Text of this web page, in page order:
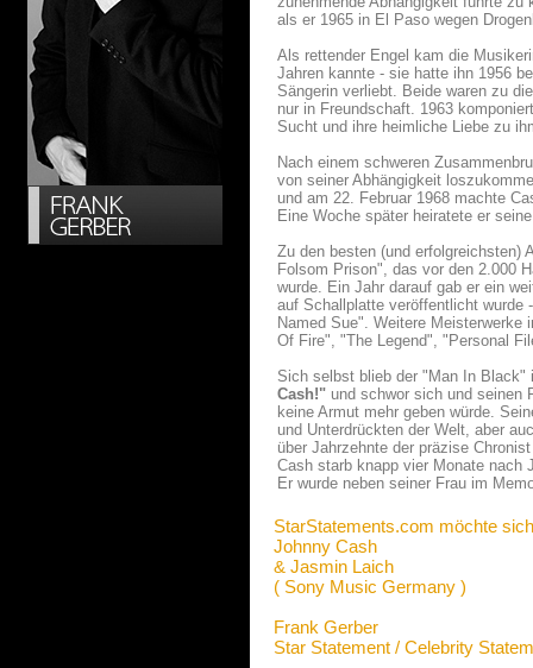
als er 1965 in El Paso wegen
Als rettender Engel kam die
Jahren kannte - sie hatte ihn 1956
Sängerin verliebt. Beide waren zu
nur in Freundschaft. 1963
Sucht und ihre heimliche Liebe zu
Nach einem schweren
von seiner Abhängigkeit
und am 22. Februar 1968 machte
Eine Woche später heiratete er
Zu den besten (und erfolgreichsten)
Folsom Prison", das vor den 2.000
wurde. Ein Jahr darauf gab er ein
auf Schallplatte veröffentlicht wurde
Named Sue". Weitere
Of Fire", "The Legend", "Personal
Sich selbst blieb der "Man In
Cash!" und schwor sich und seinen
keine Armut mehr geben würde.
und Unterdrückten der Welt, aber
über Jahrzehnte der präzise
Cash starb knapp vier Monate nach
Er wurde neben seiner Frau im
StarStatements.com möchte
Johnny Cash
& Jasmin Laich
( Sony Music Germany )
Frank Gerber
Star Statement / Celebrity